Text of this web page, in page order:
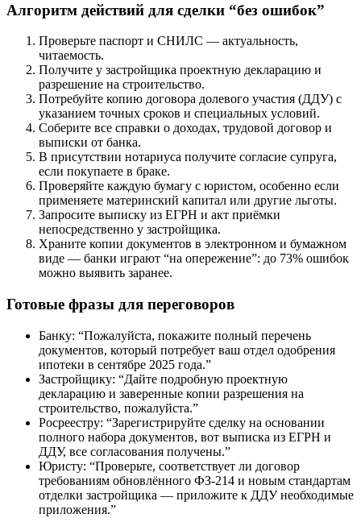
Алгоритм действий для сделки “без ошибок”
Проверьте паспорт и СНИЛС — актуальность,
читаемость.
Получите у застройщика проектную декларацию и
разрешение на строительство.
Потребуйте копию договора долевого участия (ДДУ) с
указанием точных сроков и специальных условий.
Соберите все справки о доходах, трудовой договор и
выписки от банка.
В присутствии нотариуса получите согласие супруга,
если покупаете в браке.
Проверяйте каждую бумагу с юристом, особенно если
применяете материнский капитал или другие льготы.
Запросите выписку из ЕГРН и акт приёмки
непосредственно у застройщика.
Храните копии документов в электронном и бумажном
виде — банки играют “на опережение”: до 73% ошибок
можно выявить заранее.
Готовые фразы для переговоров
Банку: “Пожалуйста, покажите полный перечень
документов, который потребует ваш отдел одобрения
ипотеки в сентябре 2025 года.”
Застройщику: “Дайте подробную проектную
декларацию и заверенные копии разрешения на
строительство, пожалуйста.”
Росреестру: “Зарегистрируйте сделку на основании
полного набора документов, вот выписка из ЕГРН и
ДДУ, все согласования получены.”
Юристу: “Проверьте, соответствует ли договор
требованиям обновлённого ФЗ-214 и новым стандартам
отделки застройщика — приложите к ДДУ необходимые
приложения.”